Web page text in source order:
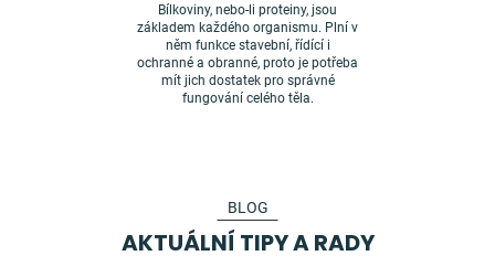
Bílkoviny, nebo-li proteiny, jsou
základem každého organismu. Plní v
něm funkce stavební, řídící i
ochranné a obranné, proto je potřeba
mít jich dostatek pro správné
fungování celého těla.
BLOG
AKTUÁLNÍ TIPY A RADY